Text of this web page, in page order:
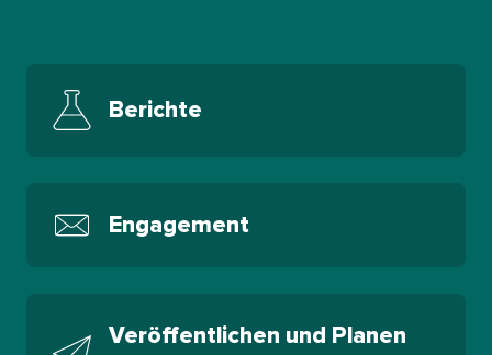
Berichte​​
Engagement​​
Veröffentlichen und Planen